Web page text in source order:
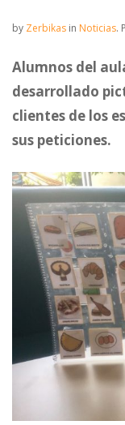
by Zerbikas in Noticias.
Alumnos del
desarrollado
clientes de los
sus peticiones.